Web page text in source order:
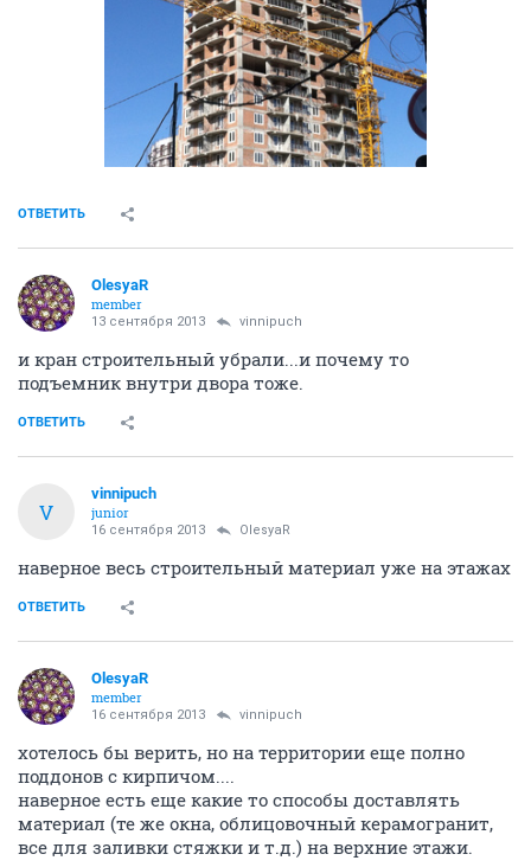
ОТВЕТИТЬ
OlesyaR
member
13 сентября 2013 vinnipuch
и кран строительный убрали...и почему то
подъемник внутри двора тоже.
ОТВЕТИТЬ
V
vinnipuch
junior
16 сентября 2013 OlesyaR
наверное весь строительный материал уже на этажах
ОТВЕТИТЬ
OlesyaR
member
16 сентября 2013 vinnipuch
хотелось бы верить, но на территории еще полно
поддонов с кирпичом....
наверное есть еще какие то способы доставлять
материал (те же окна, облицовочный керамогранит,
все для заливки стяжки и т.д.) на верхние этажи.